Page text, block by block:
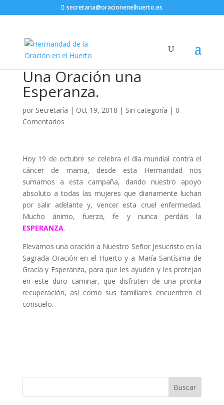
secretaria@oracionenelhuerto.es
Una Oración una
Esperanza.
por Secretaría | Oct 19, 2018 | Sin categoría | 0
Comentarios
Hoy 19 de octubre se celebra el día mundial contra el
cáncer de mama, desde esta Hermandad nos
sumamos a esta campaña, dando nuestro apoyo
absoluto a todas las mujeres que diariamente luchan
por salir adelante y, vencer esta cruel enfermedad.
Mucho ánimo, fuerza, fe y nunca perdáis la
ESPERANZA.
Elevamos una oración a Nuestro Señor Jesucristo en la
Sagrada Oración en el Huerto y a María Santísima de
Gracia y Esperanza, para que les ayuden y les protejan
en este duro caminar, que disfruten de una pronta
recuperación, así como sus familiares encuentren el
consuelo.